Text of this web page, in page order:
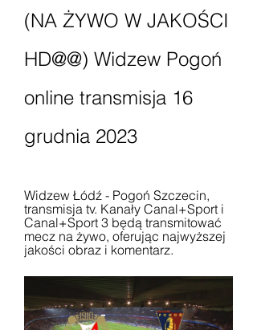
(NA ŻYWO W JAKOŚCI
HD@@) Widzew Pogoń
online transmisja 16
grudnia 2023
Widzew Łódź - Pogoń Szczecin,
transmisja tv. Kanały Canal+Sport i
Canal+Sport 3 będą transmitować
mecz na żywo, oferując najwyższej
jakości obraz i komentarz.